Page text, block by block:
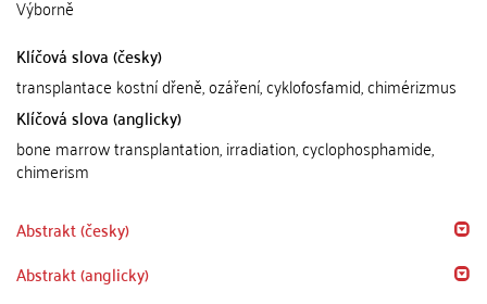
Výborně
Klíčová slova (česky)
transplantace kostní dřeně, ozáření, cyklofosfamid, chimérizmus
Klíčová slova (anglicky)
bone marrow transplantation, irradiation, cyclophosphamide,
chimerism
Abstrakt (česky)
Abstrakt (anglicky)